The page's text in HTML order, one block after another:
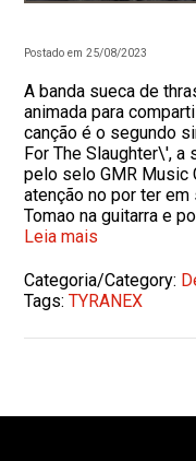
Postado em 25/08/2023
A banda sueca de
animada para
canção é o segundo
For The Slaughter\', a
pelo selo GMR Music
atenção no por ter
Tomao na guitarra e
Leia mais
Categoria/Category:
Tags:TYRANEX